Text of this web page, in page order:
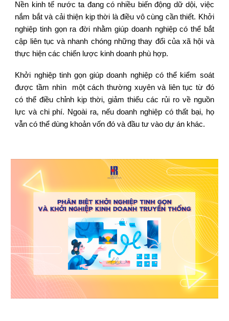
Nền kinh tế nước ta đang có nhiều biến động dữ dội, việc
nắm bắt và cải thiện kịp thời là điều vô cùng cần thiết. Khởi
nghiệp tinh gọn ra đời nhằm giúp doanh nghiệp có thể bắt
cập liên tục và nhanh chóng những thay đổi của xã hội và
thực hiện các chiến lược kinh doanh phù hợp.
Khởi nghiệp tinh gọn giúp doanh nghiệp có thể kiểm soát
được tầm nhìn một cách thường xuyên và liên tục từ đó
có thể điều chỉnh kịp thời, giảm thiểu các rủi ro về nguồn
lực và chi phí. Ngoài ra, nếu doanh nghiệp có thất bại, họ
vẫn có thể dùng khoản vốn đó và đầu tư vào dự án khác.